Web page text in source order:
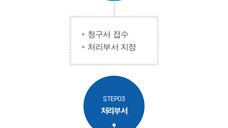
청구서 접수
처리부서 지정
STEP03
처리부서